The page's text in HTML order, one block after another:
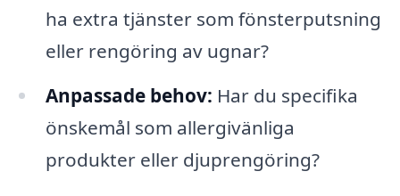
ha extra tjänster som fönsterputsning
eller rengöring av ugnar?
Anpassade behov: Har du specifika
önskemål som allergivänliga
produkter eller djuprengöring?